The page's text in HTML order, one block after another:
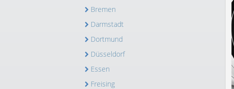
Bremen
Darmstadt
Dortmund
Düsseldorf
Essen
Freising